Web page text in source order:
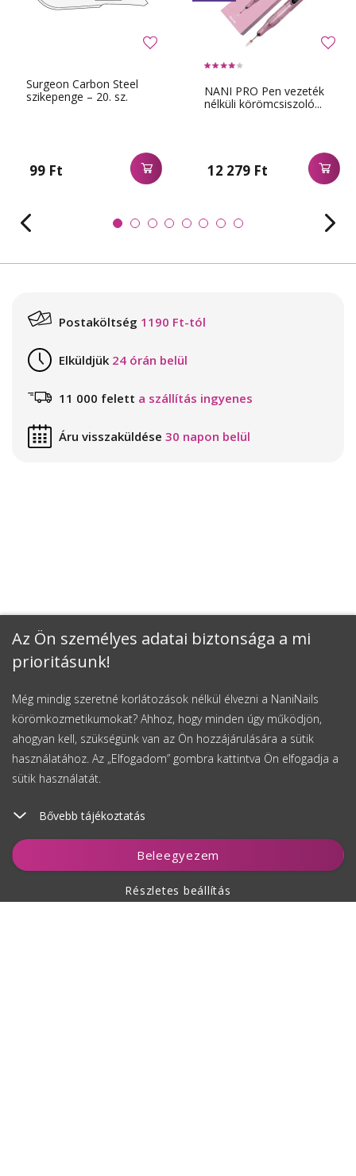
Az Ön személyes adatai biztonsága a mi
prioritásunk!
Még mindig szeretné korlátozások nélkül élvezni a NaniNails
körömkozmetikumokat? Ahhoz, hogy minden úgy működjön,
ahogyan kell, szükségünk van az Ön hozzájárulására a sütik
használatához. Az „Elfogadom” gombra kattintva Ön elfogadja a
sütik használatát.
Bővebb tájékoztatás
Beleegyezem
Részletes beállítás
Figyelés
Surgeon Carbon Steel
szikepenge – 20. sz.
99 Ft
NANI PRO Pen vezeték
nélküli körömcsiszoló...
12 279 Ft
Postaköltség 1190 Ft-tól
Elküldjük 24 órán belül
11 000 felett a szállítás ingyenes
Áru visszaküldése 30 napon belül